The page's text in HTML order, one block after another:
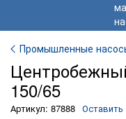
Промышленные
150/65
Артикул: 87888